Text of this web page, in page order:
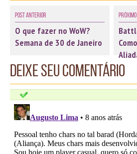
Post Anterior
O que fazer no WoW?
Semana de 30 de Janeiro
Deixe seu comentário